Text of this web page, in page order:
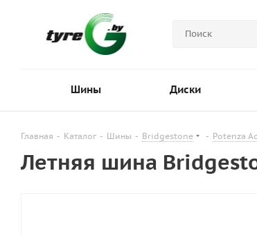
Шины Диски
Главная - Каталог - Шины - Bridgestone - Potenza
Летняя шина